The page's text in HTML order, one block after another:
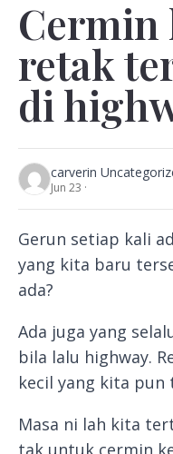
Cermin
retak
di
carverin
Jun 23 ·
Gerun setiap kali
yang kita baru
ada?
Ada juga yang
bila lalu highway.
kecil yang kita pun
Masa ni lah kita